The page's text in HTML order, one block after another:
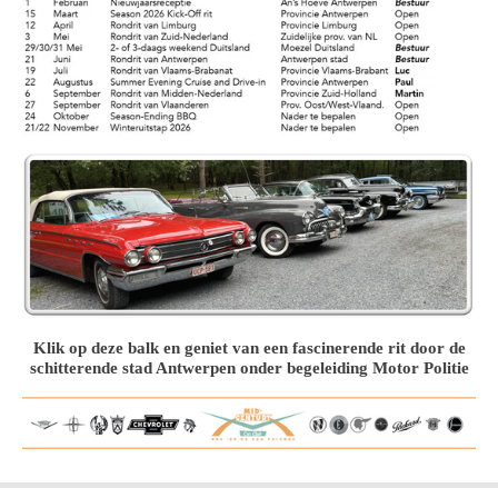
Klik op deze balk en geniet van een fascinerende rit door de
schitterende stad Antwerpen onder begeleiding Motor Politie